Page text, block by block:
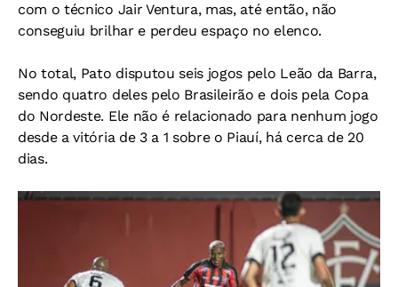
com o técnico Jair Ventura, mas, até então, não
conseguiu brilhar e perdeu espaço no elenco.
No total, Pato disputou seis jogos pelo Leão da Barra,
sendo quatro deles pelo Brasileirão e dois pela Copa
do Nordeste. Ele não é relacionado para nenhum jogo
desde a vitória de 3 a 1 sobre o Piauí, há cerca de 20
dias.